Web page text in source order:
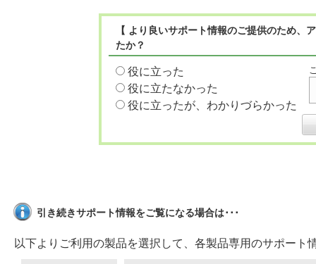
【 より良いサポート情報のご提供のため
たか？
役に立った
役に立たなかった
役に立ったが、わかりづらかった
引き続きサポート情報をご覧になる場合は･･･
以下よりご利用の製品を選択して、各製品専用のサポート